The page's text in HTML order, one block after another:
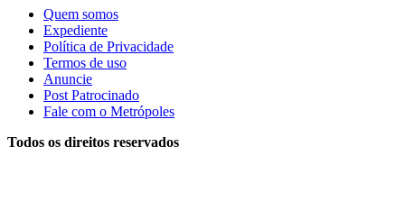
Quem somos
Expediente
Política de Privacidade
Termos de uso
Anuncie
Post Patrocinado
Fale com o Metrópoles
Todos os direitos reservados